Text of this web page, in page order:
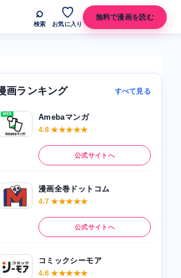
⌕
検索
♡
お気に入り
無料で漫画を読む
画ランキング すべて見る
Amebaマンガ
4.8 ★★★★★
公式サイトへ
漫画全巻ドットコム
4.7 ★★★★★
公式サイトへ
コミックシーモア
4.6 ★★★★★